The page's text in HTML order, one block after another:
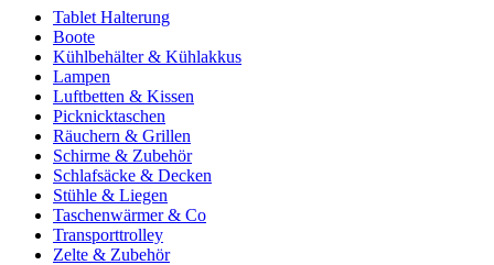
Tablet Halterung
Boote
Kühlbehälter & Kühlakkus
Lampen
Luftbetten & Kissen
Picknicktaschen
Räuchern & Grillen
Schirme & Zubehör
Schlafsäcke & Decken
Stühle & Liegen
Taschenwärmer & Co
Transporttrolley
Zelte & Zubehör